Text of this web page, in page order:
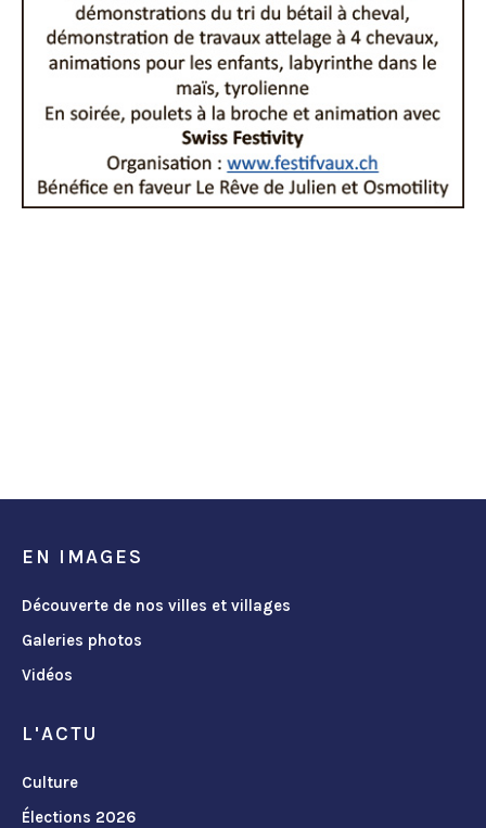
EN IMAGES
Découverte de nos villes et villages
Galeries photos
Vidéos
L'ACTU
Culture
Élections 2026